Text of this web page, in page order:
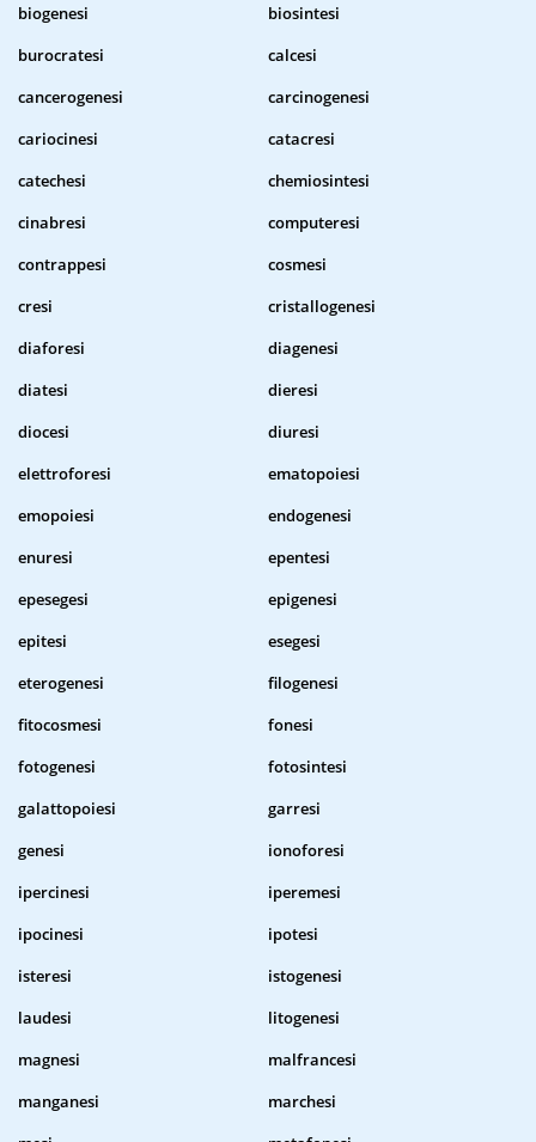
biogenesi
biosintesi
burocratesi
calcesi
cancerogenesi
carcinogenesi
cariocinesi
catacresi
catechesi
chemiosintesi
cinabresi
computeresi
contrappesi
cosmesi
cresi
cristallogenesi
diaforesi
diagenesi
diatesi
dieresi
diocesi
diuresi
elettroforesi
ematopoiesi
emopoiesi
endogenesi
enuresi
epentesi
epesegesi
epigenesi
epitesi
esegesi
eterogenesi
filogenesi
fitocosmesi
fonesi
fotogenesi
fotosintesi
galattopoiesi
garresi
genesi
ionoforesi
ipercinesi
iperemesi
ipocinesi
ipotesi
isteresi
istogenesi
laudesi
litogenesi
magnesi
malfrancesi
manganesi
marchesi